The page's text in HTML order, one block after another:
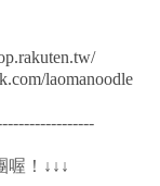
laomanoodle
喔！↓↓↓